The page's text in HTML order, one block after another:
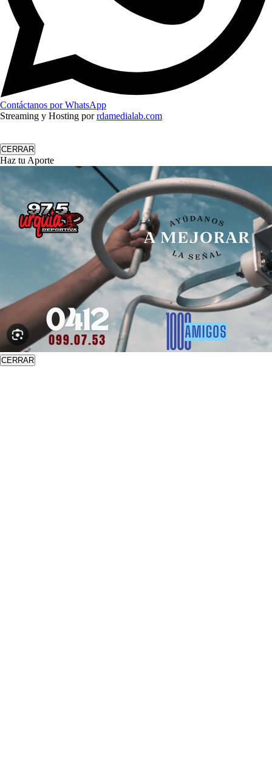
Contáctanos por WhatsApp
Streaming y Hosting porrdamedialab.com
CERRAR
Haz tu Aporte
CERRAR